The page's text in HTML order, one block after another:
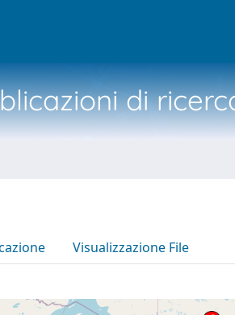
di
Visualizzazione File